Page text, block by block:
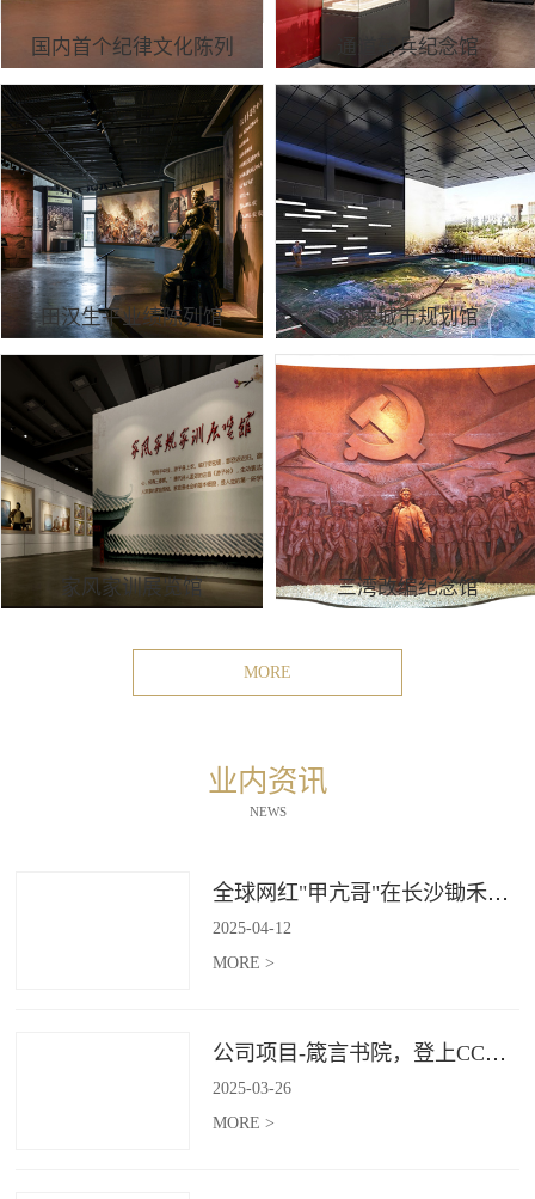
国内首个纪律文化陈列 通道转兵纪念馆
田汉生平业绩陈列馆 茶陵城市规划馆
家风家训展览馆 三湾改编纪念馆
MORE
业内资讯
NEWS
全球网红"甲亢哥"在长沙锄禾打造的杜甫江阁体验参观
2025-04-12
MORE >
公司项目-箴言书院，登上CCTV4《记住乡愁》
2025-03-26
MORE >